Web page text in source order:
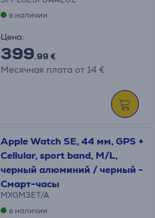
в наличии
Цена:
399.99 €
Месячная плата от 14 €
Apple Watch SE, 44 мм, GPS +
Cellular, sport band, M/L,
черный алюминий / черный -
Смарт-часы
MXGM3ET/A
в наличии